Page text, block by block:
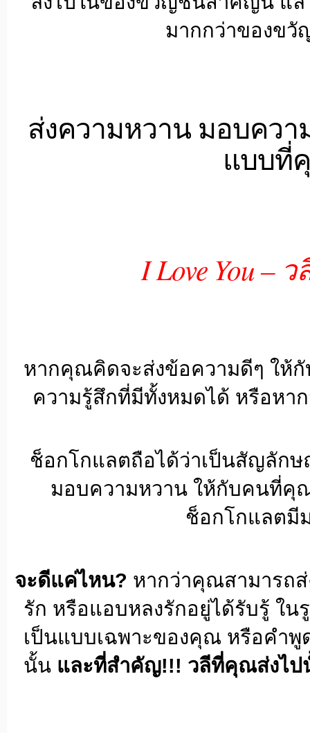
มากกว่าของขวั
ส่งความหวาน มอบคว
แบบที่
I Love You –
หากคุณคิดจะส่งข้อความดีๆ ให้
ความรู้สึกที่มีทั้งหมดได้ หรือหา
ช็อกโกแลตถือได้ว่าเป็นสัญลัก
มอบความหวาน ให้กับคนที่คุ
ช็อกโกแลตมี
จะดีแค่ไหน? หากว่าคุณสามารถ
รัก หรือแอบหลงรักอยู่ได้รับรู้ ใ
เป็นแบบเฉพาะของคุณ หรือคำ
นั้น และที่สำคัญ!!! วลีที่คุณส่งไป